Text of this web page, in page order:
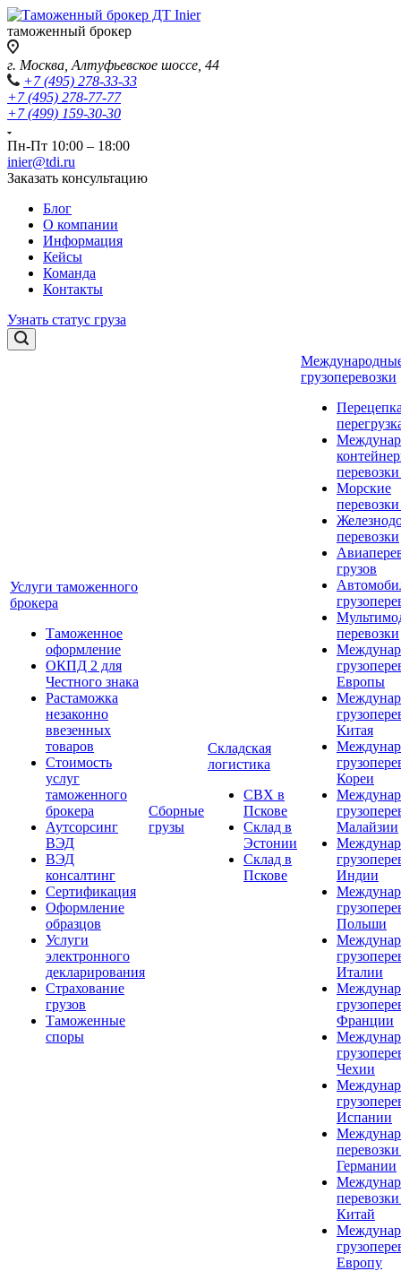
таможенный брокер
г. Москва, Алтуфьевское шоссе, 44
+7 (495) 278-33-33
+7 (495) 278-77-77
+7 (499) 159-30-30
Пн-Пт 10:00 – 18:00
inier@tdi.ru
Заказать консультацию
Блог
О компании
Информация
Кейсы
Команда
Контакты
Узнать статус груза
Услуги таможенного
брокера
Таможенное
оформление
ОКПД 2 для
Честного знака
Растаможка
незаконно
ввезенных
товаров
Стоимость
услуг
таможенного
брокера
Аутсорсинг
ВЭД
ВЭД
консалтинг
Сертификация
Оформление
образцов
Услуги
электронного
декларирования
Страхование
грузов
Таможенные
споры
Сборные
грузы
Складская
логистика
СВХ в
Пскове
Склад в
Эстонии
Склад в
Пскове
грузоперевозки
Морские
перевозки
грузов
перевозки
Европы
Китая
Кореи
Малайзии
Индии
Польши
Италии
Франции
Чехии
Испании
Германии
Китай
Европу